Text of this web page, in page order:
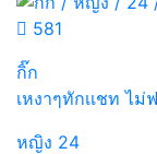
581
กิ๊ก
เหงาๆทักเเชท ไม่
หญิง 24